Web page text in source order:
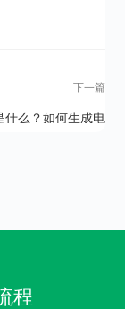
下一篇
什么？如何生成电
程